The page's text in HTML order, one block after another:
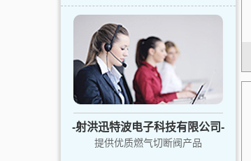
-射洪迅特波电子科技有限公司-
提供优质燃气切断阀产品